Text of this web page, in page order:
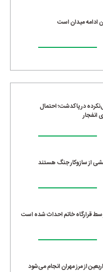
ادامه میدان است
در پاکدشت؛ احتمال
از سازوکار جنگ هستند
از مرز مهران انجام می‌شود